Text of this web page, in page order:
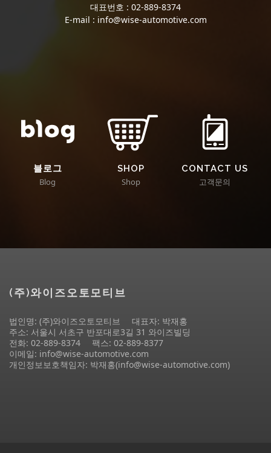
대표번호 : 02-889-8374
E-mail : info@wise-automotive.com
블로그
Blog
SHOP
Shop
CONTACT US
고객문의
(주)와이즈오토모티브
법인명: (주)와이즈오토모티브
대표자: 박재홍
주소: 서울시 서초구 반포대로3길 31 와이즈빌딩
전화: 02-889-8374
팩스: 02-889-8377
이메일: info@wise-automotive.com
개인정보보호책임자: 박재홍(info@wise-automotive.com)